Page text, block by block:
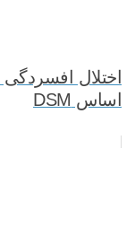
اختلال
اساس DSM